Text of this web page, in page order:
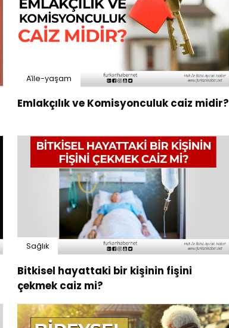
Ai̇le-yaşam
Emlakçılık ve Komisyonculuk caiz midir?
Sağlık
Bitkisel hayattaki bir kişinin fişini
çekmek caiz mi?